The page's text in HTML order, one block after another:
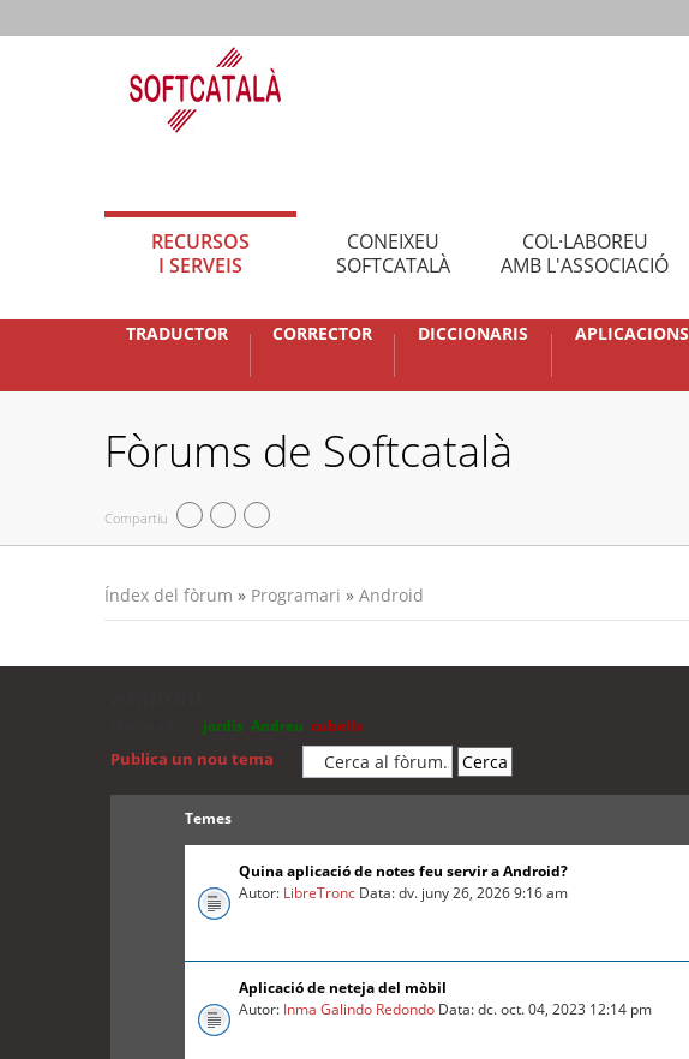
RECURSOS
I SERVEIS
CONEIXEU
SOFTCATALÀ
COL·LABOREU
AMB L'ASSOCIACIÓ
TRADUCTOR CORRECTOR DICCIONARIS APLICACIONS
Fòrums de Softcatalà
Compartiu
Índex del fòrum » Programari » Android
jordis Andreu cubells
Publica un nou tema
Temes
Quina aplicació de notes feu servir a Android?
Autor: LibreTronc Data: dv. juny 26, 2026 9:16 am
Aplicació de neteja del mòbil
Autor: Inma Galindo Redondo Data: dc. oct. 04, 2023 12:14 pm